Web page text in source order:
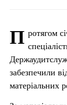
П ротягом
забезпечили
матеріальних